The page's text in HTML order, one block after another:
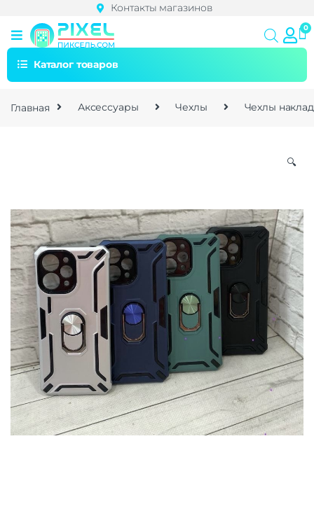
Контакты магазинов
Каталог товаров
Главная Аксессуары Чехлы Чехлы
🔍